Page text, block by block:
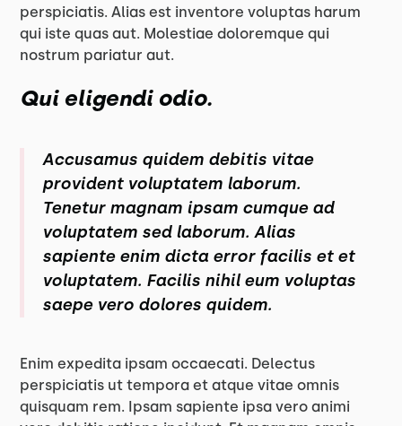
perspiciatis. Alias est inventore voluptas harum
qui iste quas aut. Molestiae doloremque qui
nostrum pariatur aut.
Qui eligendi odio.
Accusamus quidem debitis vitae
provident voluptatem laborum.
Tenetur magnam ipsam cumque ad
voluptatem sed laborum. Alias
sapiente enim dicta error facilis et et
voluptatem. Facilis nihil eum voluptas
saepe vero dolores quidem.
Enim expedita ipsam occaecati. Delectus
perspiciatis ut tempora et atque vitae omnis
quisquam rem. Ipsam sapiente ipsa vero animi